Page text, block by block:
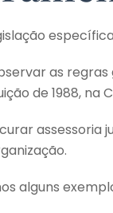
as
de 1988, na
alguns